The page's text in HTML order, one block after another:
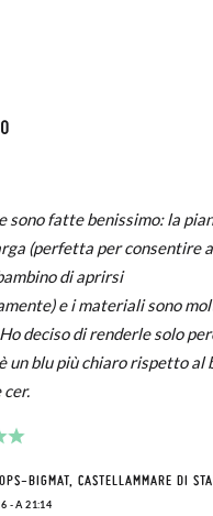
sono fatte benissimo: la
(perfetta per consentire
di aprirsi
e i materiali sono
deciso di renderle solo
un blu più chiaro rispetto al
cer.
BIGMAT, CASTELLAMMARE DI
- A 21:14